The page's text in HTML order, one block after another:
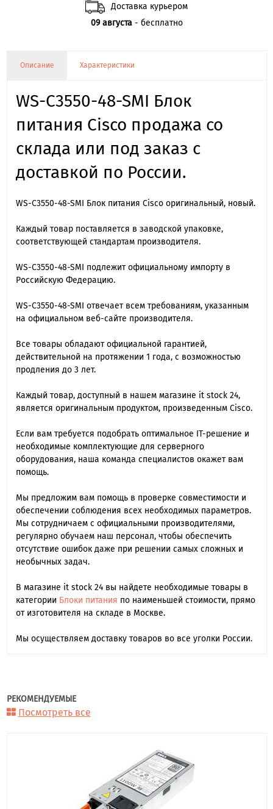
Доставка курьером
09 августа- бесплатно
Описание Характеристики
WS-C3550-48-SMI Блок
питания Cisco продажа со
склада или под заказ с
доставкой по России.
WS-C3550-48-SMI Блок питания Cisco оригинальный, новый.
Каждый товар поставляется в заводской упаковке,
соответствующей стандартам производителя.
WS-C3550-48-SMI подлежит официальному импорту в
Российскую Федерацию.
WS-C3550-48-SMI отвечает всем требованиям, указанным
на официальном веб-сайте производителя.
Все товары обладают официальной гарантией,
действительной на протяжении 1 года, с возможностью
продления до 3 лет.
Каждый товар, доступный в нашем магазине it stock 24,
является оригинальным продуктом, произведенным Cisco.
Если вам требуется подобрать оптимальное IT-решение и
необходимые комплектующие для серверного
оборудования, наша команда специалиcтов окажет вам
помощь.
Мы предложим вам помощь в проверке совместимости и
обеспечении соблюдения всех необходимых параметров.
Мы сотрудничаем с официальными производителями,
регулярно обучаем наш персонал, чтобы обеспечить
отсутствие ошибок даже при решении самых сложных и
необычных задач.
В магазине it stock 24 вы найдете необходимые товары в
категории Блоки питания по наименьшей стоимости, прямо
от изготовителя на складе в Москве.
Мы осуществляем доставку товаров во все уголки России.
РЕКОМЕНДУЕМЫЕ
Посмотреть все